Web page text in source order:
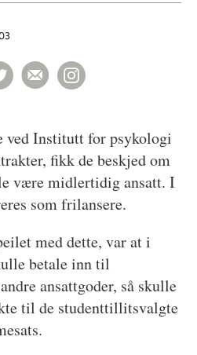
Institutt for psykologi
fikk de beskjed om
være midlertidig ansatt. I
som frilansere.
med dette, var at i
betale inn til
ansattgoder, så skulle
til de studenttillitsvalgte